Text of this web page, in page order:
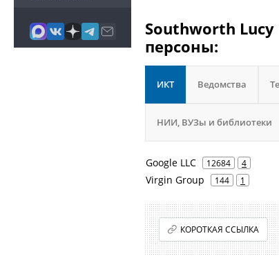
Southworth
персоны:
ИКТ Ведомства
НИИ, ВУЗы и библиотеки
Google LLC 12684 4
Virgin Group 144 1
КОРОТКАЯ ССЫЛКА